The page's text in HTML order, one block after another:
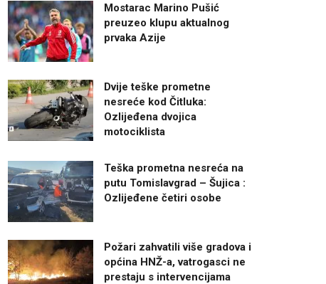
Mostarac Marino Pušić
preuzeo klupu aktualnog
prvaka Azije
Dvije teške prometne
nesreće kod Čitluka:
Ozlijeđena dvojica
motociklista
Teška prometna nesreća na
putu Tomislavgrad – Šujica :
Ozlijeđene četiri osobe
Požari zahvatili više gradova i
općina HNŽ-a, vatrogasci ne
prestaju s intervencijama